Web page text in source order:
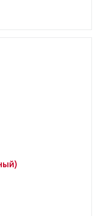
(черный)